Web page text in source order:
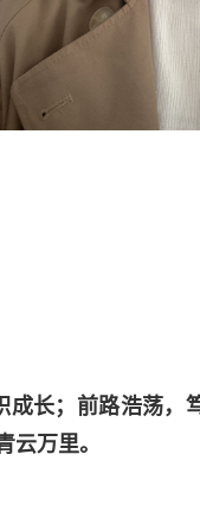
成长；前路浩荡，
云万里。